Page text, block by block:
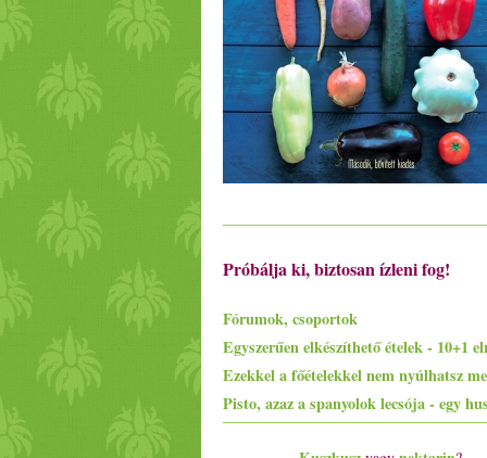
Próbálja ki, biztosan ízleni fog!
Fórumok, csoportok